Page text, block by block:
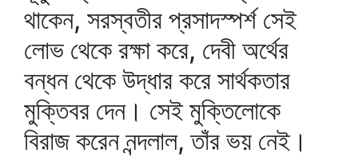
থাকেন, সরস্বতীর প্রসাদস্পর্শ সেই
লোভ থেকে রক্ষা করে, দেবী অর্থের
বন্ধন থেকে উদ্ধার করে সার্থকতার
মুক্তিবর দেন। সেই মুক্তিলোকে
বিরাজ করেন নন্দলাল, তাঁর ভয় নেই।